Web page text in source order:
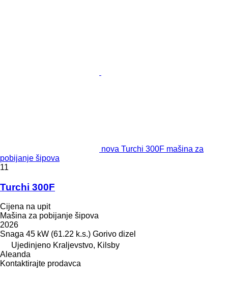
nova Turchi 300F mašina za
pobijanje šipova
11
Turchi 300F
Cijena na upit
Mašina za pobijanje šipova
2026
Snaga 45 kW (61.22 k.s.) Gorivo dizel
Ujedinjeno Kraljevstvo, Kilsby
Aleanda
Kontaktirajte prodavca